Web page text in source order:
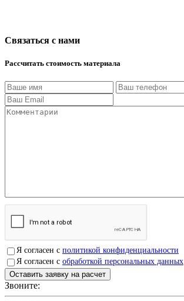
Связаться с нами
Рассчитать стоимость материала
Я согласен с политикой конфиденциальности
Я согласен с обработкой персональных данных
Звоните: